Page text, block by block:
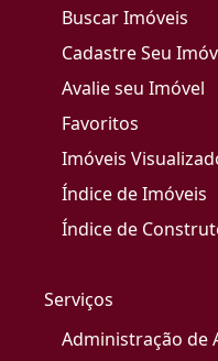
Buscar Imóveis
Cadastre Seu
Avalie seu Imóvel
Favoritos
Imóveis
Índice de Imóveis
Índice de
Serviços
Administração de